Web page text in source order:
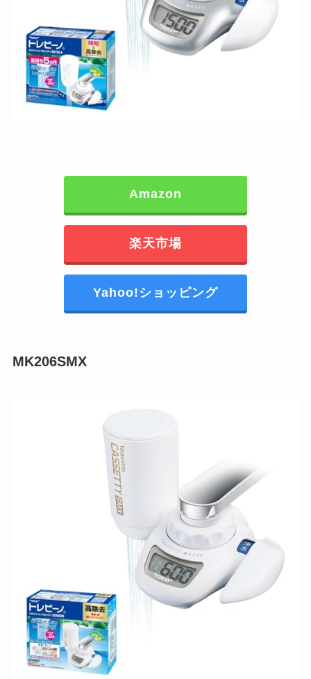
Amazon
楽天市場
Yahoo!ショッピング
MK206SMX